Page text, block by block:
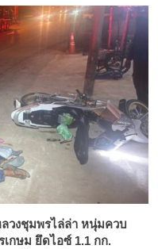
วงชุมพรไล่ล่า หนุ่มควบ
เกษม ยึดไอซ์ 1.1 กก.